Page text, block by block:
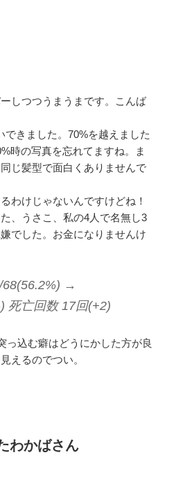
しつつうまうまです。こんば
できました。70%を越えました
時の写真を忘れてますね。ま
じ髪型で面白くありませんで
わけじゃないんですけどね！
、うさこ、私の4人で名無し3
でした。お金になりませんけ
68(56.2%) →
死亡回数 17回(+2)
っ込む癖はどうにかした方が良
えるのでつい。
わかばさん